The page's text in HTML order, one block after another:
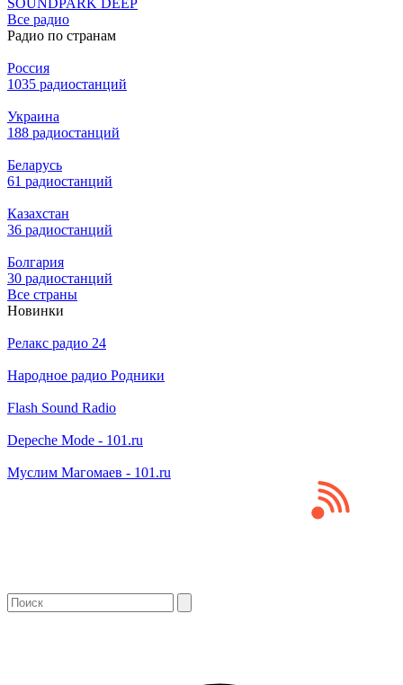
Все радио
Радио по странам
Россия
1035 радиостанций
Украина
188 радиостанций
Беларусь
61 радиостанций
Казахстан
36 радиостанций
Болгария
30 радиостанций
Все страны
Новинки
Релакс радио 24
Народное радио Родники
Flash Sound Radio
Depeche Mode - 101.ru
Муслим Магомаев - 101.ru